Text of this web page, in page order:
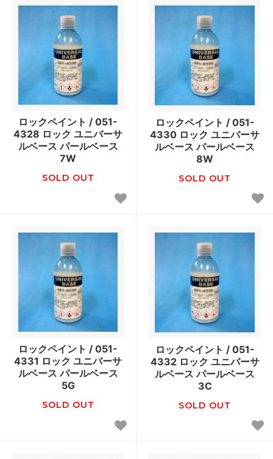
ロックペイント / 051-
4328 ロック ユニバーサ
ルベース パールベース
7W
SOLD OUT
ロックペイント / 051-
4330 ロック ユニバーサ
ルベース パールベース
8W
SOLD OUT
ロックペイント / 051-
4331 ロック ユニバーサ
ルベース パールベース
5G
SOLD OUT
ロックペイント / 051-
4332 ロック ユニバーサ
ルベース パールベース
3C
SOLD OUT